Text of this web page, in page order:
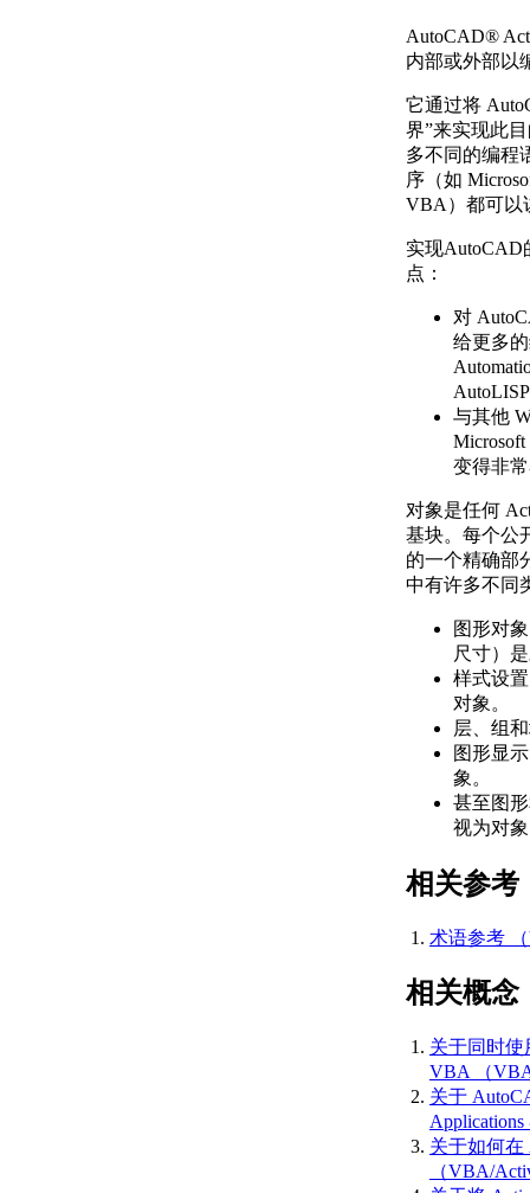
AutoCAD®
内部或外部以
它通过将
界”来实现此
多不同的编程
序（如
VBA）都可以
实现AutoCAD
点：
对
给更多
AutoLISP
与其他
变得非
对象是任何
基块。每个公
的一个精确部
中有许多不同
图形对
尺寸）
样式设
对象。
层、组
图形显
象。
甚至图
视为对
相关参考
术语参考
相关概念
关于同时使
VBA （
关于
关于如何
（VBA/